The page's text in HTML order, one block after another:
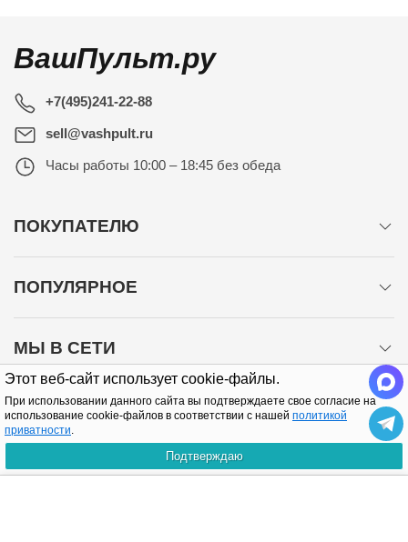
Этот веб-сайт использует cookie-файлы.
При использовании данного сайта вы подтверждаете свое согласие на
использование cookie-файлов в соответствии с нашей политикой
приватности.
Подтверждаю
ВашПульт.ру
+7(495)241-22-88
sell@vashpult.ru
Часы работы 10:00 – 18:45 без обеда
ПОКУПАТЕЛЮ
ПОПУЛЯРНОЕ
МЫ В СЕТИ